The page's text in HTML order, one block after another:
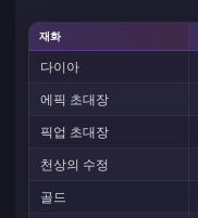
재화
다이아
에픽 초대장
픽업 초대장
천상의 수정
골드